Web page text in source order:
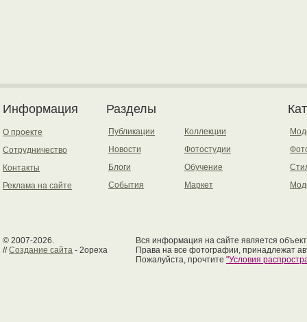
Информация
О проекте
Сотрудничество
Контакты
Реклама на сайте
Разделы
Публикации
Новости
Блоги
События
Коллекции
Фотостудии
Обучение
Маркет
© 2007-2026.
//Создание сайта - 2opexa
Вся информация на сайте является
Права на все фотографии, принадлежат
Пожалуйста, прочтите "Условия